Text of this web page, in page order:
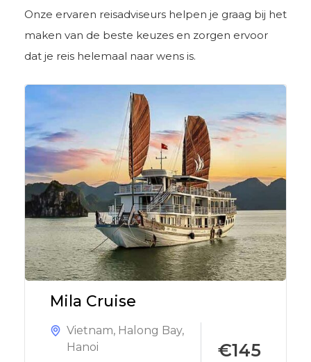
Onze ervaren reisadviseurs helpen je graag bij het
maken van de beste keuzes en zorgen ervoor
dat je reis helemaal naar wens is.
Mila Cruise
Vietnam, Halong Bay,
Hanoi
€145